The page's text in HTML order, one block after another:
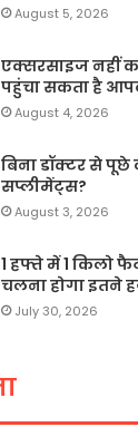
August 5, 2026
एक्सरसाइज नहीं
पहुंचा सकता है
August 4, 2026
बिना डॉक्टर से
सप्लीमेंट्स?
August 3, 2026
1 हफ्ते में 1 किलो
चलना होगा इतने
July 30, 2026